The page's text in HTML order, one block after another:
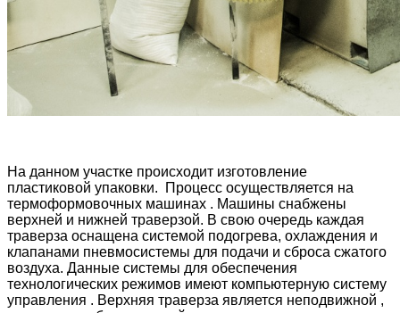
На данном участке происходит изготовление
пластиковой упаковки. Процесс осуществляется на
термоформовочных машинах . Машины снабжены
верхней и нижней траверзой. В свою очередь каждая
траверза оснащена системой подогрева, охлаждения и
клапанами пневмосистемы для подачи и сброса сжатого
воздуха. Данные системы для обеспечения
технологических режимов имеют компьютерную систему
управления . Верхняя траверза является неподвижной ,